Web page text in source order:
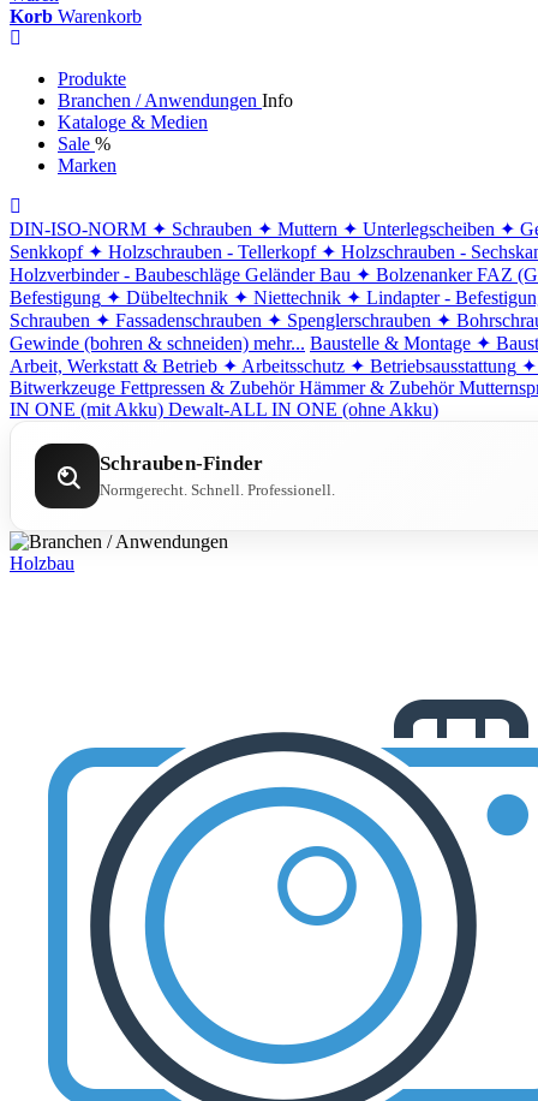
Korb Warenkorb
Produkte
Branchen / Anwendungen Info
Kataloge & Medien
Sale %
Marken
DIN-ISO-NORM ✦ Schrauben ✦ Muttern ✦ Unterlegscheiben ✦
Senkkopf ✦ Holzschrauben - Tellerkopf ✦ Holzschrauben -
Holzverbinder - Baubeschläge Geländer Bau ✦ Bolzenanker FAZ
Befestigung ✦ Dübeltechnik ✦ Niettechnik ✦ Lindapter -
Schrauben ✦ Fassadenschrauben ✦ Spenglerschrauben ✦
Gewinde (bohren & schneiden) mehr... Baustelle & Montage ✦
Arbeit, Werkstatt & Betrieb ✦ Arbeitsschutz ✦ Betriebsausstattung ✦
Bitwerkzeuge Fettpressen & Zubehör Hämmer & Zubehör
IN ONE (mit Akku) Dewalt-ALL IN ONE (ohne Akku)
Schrauben-Finder
Normgerecht. Schnell. Professionell.
Holzbau